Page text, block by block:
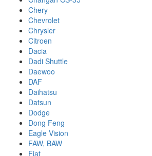
Chery
Chevrolet
Chrysler
Citroen
Dacia
Dadi Shuttle
Daewoo
DAF
Daihatsu
Datsun
Dodge
Dong Feng
Eagle Vision
FAW, BAW
Fiat